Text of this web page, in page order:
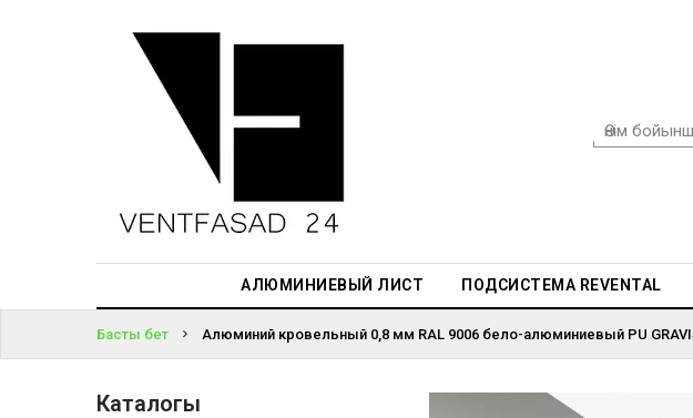
АЛЮМИНИЕВЫЙ ЛИСТ ПОДСИСТЕМА REVENTAL
АЛЮМИНИЕВЫЙ
ПРОЕКТИРОВАНИЕ
КІРІҢІЗ
ПАРОЛЬДІ
БА?
Басты бет Алюминий кровельный 0,8 мм RAL 9006 бело-алюминиевый PU
Каталогы